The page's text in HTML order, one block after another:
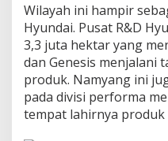
a
s
i
i
t
a
s
Wilayah ini hampir
Hyundai. Pusat R&D
3,3 juta hektar yang
dan Genesis menjalani
produk. Namyang ini
pada divisi performa
tempat lahirnya